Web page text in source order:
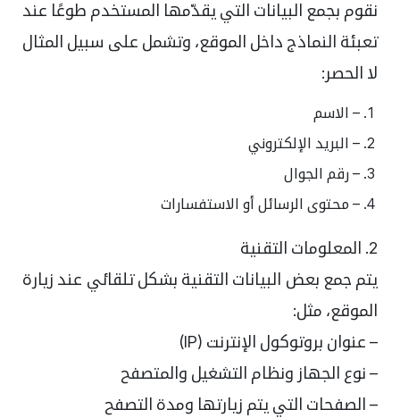
نقوم بجمع البيانات التي يقدّمها المستخدم طوعًا عند
تعبئة النماذج داخل الموقع، وتشمل على سبيل المثال
لا الحصر:
– الاسم
– البريد الإلكتروني
– رقم الجوال
– محتوى الرسائل أو الاستفسارات
2. المعلومات التقنية
يتم جمع بعض البيانات التقنية بشكل تلقائي عند زيارة
الموقع، مثل:
– عنوان بروتوكول الإنترنت (IP)
– نوع الجهاز ونظام التشغيل والمتصفح
– الصفحات التي يتم زيارتها ومدة التصفح